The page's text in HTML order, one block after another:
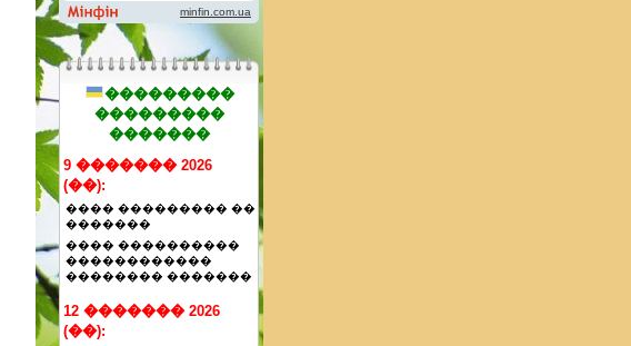
���������
���������
�������
9 ������� 2026
(��):
���� ��������� ��
�������
���� ����������
������������
�������� �������
12 ������� 2026
(��):